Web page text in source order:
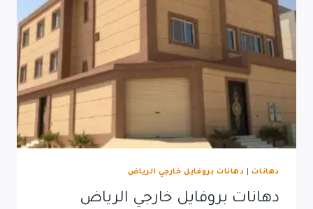
دهانات| دهانات بروفايل خارجي الرياض
دهانات بروفايل خارجي الرياض